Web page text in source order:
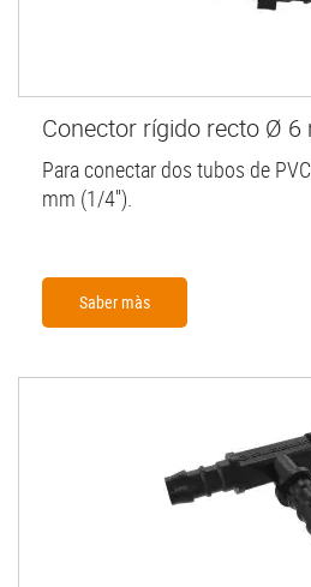
Conector rígido recto Ø 6
Para conectar dos tubos de
mm (1/4'').
Saber màs